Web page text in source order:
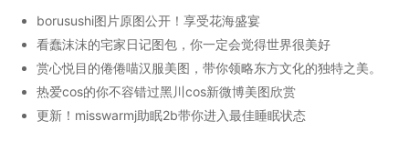
borusushi图片原图公开！享受花海盛宴
看蠢沫沫的宅家日记图包，你一定会觉得世界很美好
赏心悦目的倦倦喵汉服美图，带你领略东方文化的独特之美。
热爱cos的你不容错过黑川cos新微博美图欣赏
更新！misswarmj助眠2b带你进入最佳睡眠状态